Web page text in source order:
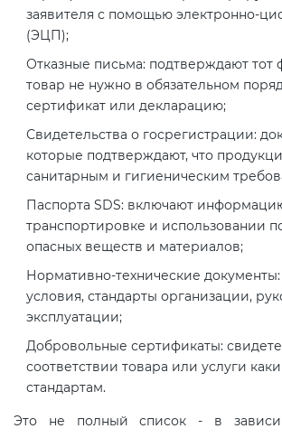
заявителя с помощью электронно-
(ЭЦП);
Отказные письма: подтверждают тот
товар не нужно в обязательном
сертификат или декларацию;
Свидетельства о госрегистрации:
которые подтверждают, что
санитарным и гигиеническим
Паспорта SDS: включают
транспортировке и использовании
опасных веществ и материалов;
Нормативно-технические документы:
условия, стандарты организации,
эксплуатации;
Добровольные сертификаты:
соответствии товара или услуги
стандартам.
Это не полный список - в
Сертификация бытовой техники
Сертификация легкой
промышленности
Сертификация мебели
Сертификация упаковки
Сертификация импортной
продукции
Сертификация для
маркетплейсов
Сертификат ГОСТ Р ИСО/МЭК
20000-1-2021
Сертификат ГОСТ Р ИСО 26000-
2012
Сертификат ГОСТ Р ИСО/МЭК
Сертификат на ИСМ
Регистрация товарного знака
(торговой марки) в Роспатенте
Регистрация товарного знака
(торговой марки) в Роспатенте
Регистрация товарного знака
Заключение ФСТЭК
Декларация связи Минцифры
2008
Сертификат ГОСТ Р ИСО 20121-
2014
Сертификат ГОСТ Р 56404-2021
Декларация ГОСТ Р
Добровольная сертификация
продукции ГОСТ Р
Добровольный сертификат на
услуги
О безопасности дорог (ТР ТС
014/2011)
О безопасности оборудования
для работы во взрывоопасных
средах (ТР ТС 012/2011)
ТР ТС 011/2011 «Безопасность
лифтов»
О требованиях к средствам
обеспечения пожарной
безопасности и пожаротушения
Декларация соответствия ТР ТС
004/2011